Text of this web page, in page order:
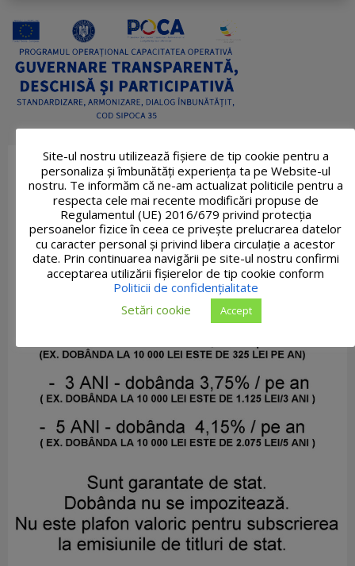
Site-ul nostru utilizează fişiere de tip cookie pentru a
personaliza și îmbunătăți experiența ta pe Website-ul
nostru. Te informăm că ne-am actualizat politicile pentru a
respecta cele mai recente modificări propuse de
Regulamentul (UE) 2016/679 privind protecția
persoanelor fizice în ceea ce privește prelucrarea datelor
cu caracter personal și privind libera circulație a acestor
date. Prin continuarea navigării pe site-ul nostru confirmi
acceptarea utilizării fişierelor de tip cookie conform
Politicii de confidențialitate
Setări cookie
Accept